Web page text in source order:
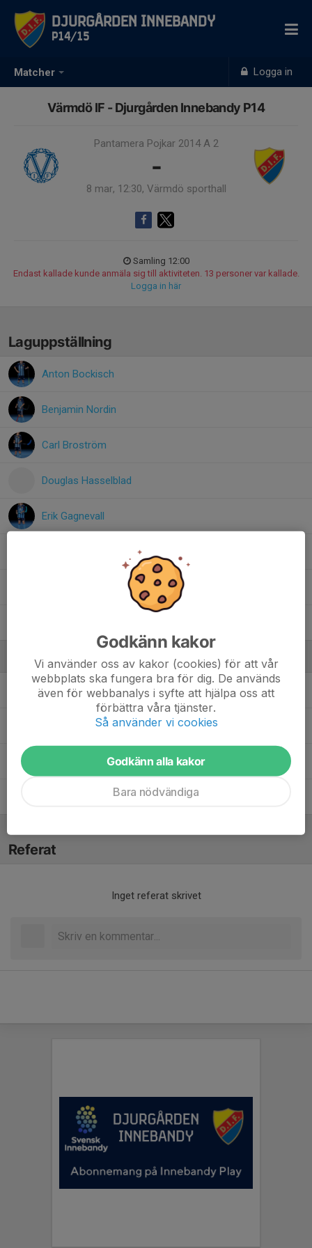
Matcher Logga in
Djurgården Innebandy
P14/15
Värmdö IF - Djurgården Innebandy P14
Pantamera Pojkar 2014 A 2
-
8 mar, 12:30, Värmdö sporthall
Samling 12:00
Endast kallade kunde anmäla sig till aktiviteten. 13 personer var kallade.
Logga in här
Laguppställning
Anton Bockisch
Benjamin Nordin
Carl Broström
Douglas Hasselblad
Erik Gagnevall
Ledare
Andreas BockischTränare
Jennie LöfgrenTränare
Marcus BroströmTränare
Tränare
Referat
Inget referat skrivet
Godkänn kakor
Vi använder oss av kakor (cookies) för att vår
webbplats ska fungera bra för dig. De används
även för webbanalys i syfte att hjälpa oss att
förbättra våra tjänster.
Så använder vi cookies
Godkänn alla kakor
Bara nödvändiga